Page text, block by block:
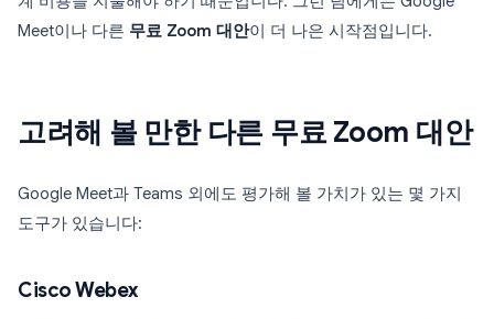
Meet이나 다른 무료 Zoom 대안이 더 나은 시작점입니다.
고려해 볼 만한 다른 무료 Zoom 대안
Google Meet과 Teams 외에도 평가해 볼 가치가 있는 몇 가지
도구가 있습니다:
Cisco Webex